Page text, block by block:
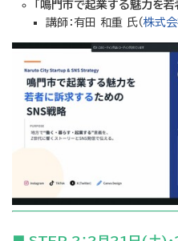
「鳴門市で起業する魅力を
講師：有田 和重 氏（株式